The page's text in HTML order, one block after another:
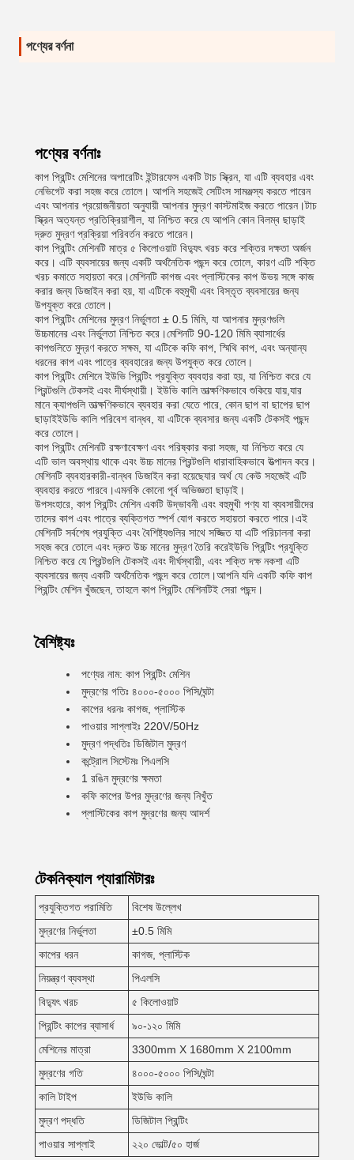
পণ্যের বর্ণনা
পণ্যের বর্ণনাঃ
কাপ প্রিন্টিং মেশিনের অপারেটিং ইন্টারফেস একটি টাচ স্ক্রিন, যা এটি ব্যবহার এবং
নেভিগেট করা সহজ করে তোলে। আপনি সহজেই সেটিংস সামঞ্জস্য করতে পারেন
এবং আপনার প্রয়োজনীয়তা অনুযায়ী আপনার মুদ্রণ কাস্টমাইজ করতে পারেন।টাচ
স্ক্রিন অত্যন্ত প্রতিক্রিয়াশীল, যা নিশ্চিত করে যে আপনি কোন বিলম্ব ছাড়াই
দ্রুত মুদ্রণ প্রক্রিয়া পরিবর্তন করতে পারেন।
কাপ প্রিন্টিং মেশিনটি মাত্র ৫ কিলোওয়াট বিদ্যুৎ খরচ করে শক্তির দক্ষতা অর্জন
করে। এটি ব্যবসায়ের জন্য একটি অর্থনৈতিক পছন্দ করে তোলে, কারণ এটি শক্তি
খরচ কমাতে সহায়তা করে।মেশিনটি কাগজ এবং প্লাস্টিকের কাপ উভয় সঙ্গে কাজ
করার জন্য ডিজাইন করা হয়, যা এটিকে বহুমুখী এবং বিস্তৃত ব্যবসায়ের জন্য
উপযুক্ত করে তোলে।
কাপ প্রিন্টিং মেশিনের মুদ্রণ নির্ভুলতা ± 0.5 মিমি, যা আপনার মুদ্রণগুলি
উচ্চমানের এবং নির্ভুলতা নিশ্চিত করে।মেশিনটি 90-120 মিমি ব্যাসার্ধের
কাপগুলিতে মুদ্রণ করতে সক্ষম, যা এটিকে কফি কাপ, স্মিথি কাপ, এবং অন্যান্য
ধরনের কাপ এবং পাত্রে ব্যবহারের জন্য উপযুক্ত করে তোলে।
কাপ প্রিন্টিং মেশিনে ইউভি প্রিন্টিং প্রযুক্তি ব্যবহার করা হয়, যা নিশ্চিত করে যে
প্রিন্টগুলি টেকসই এবং দীর্ঘস্থায়ী। ইউভি কালি তাত্ক্ষণিকভাবে শুকিয়ে যায়,যার
মানে ক্যাপগুলি তাত্ক্ষণিকভাবে ব্যবহার করা যেতে পারে, কোন ছাপ বা ছাপের ছাপ
ছাড়াইইউভি কালি পরিবেশ বান্ধব, যা এটিকে ব্যবসার জন্য একটি টেকসই পছন্দ
করে তোলে।
কাপ প্রিন্টিং মেশিনটি রক্ষণাবেক্ষণ এবং পরিষ্কার করা সহজ, যা নিশ্চিত করে যে
এটি ভাল অবস্থায় থাকে এবং উচ্চ মানের প্রিন্টগুলি ধারাবাহিকভাবে উত্পাদন করে।
মেশিনটি ব্যবহারকারী-বান্ধব ডিজাইন করা হয়েছেযার অর্থ যে কেউ সহজেই এটি
ব্যবহার করতে পারবে।এমনকি কোনো পূর্ব অভিজ্ঞতা ছাড়াই।
উপসংহারে, কাপ প্রিন্টিং মেশিন একটি উদ্ভাবনী এবং বহুমুখী পণ্য যা ব্যবসায়ীদের
তাদের কাপ এবং পাত্রে ব্যক্তিগত স্পর্শ যোগ করতে সহায়তা করতে পারে।এই
মেশিনটি সর্বশেষ প্রযুক্তি এবং বৈশিষ্ট্যগুলির সাথে সজ্জিত যা এটি পরিচালনা করা
সহজ করে তোলে এবং দ্রুত উচ্চ মানের মুদ্রণ তৈরি করেইউভি প্রিন্টিং প্রযুক্তি
নিশ্চিত করে যে প্রিন্টগুলি টেকসই এবং দীর্ঘস্থায়ী, এবং শক্তি দক্ষ নকশা এটি
ব্যবসায়ের জন্য একটি অর্থনৈতিক পছন্দ করে তোলে।আপনি যদি একটি কফি কাপ
প্রিন্টিং মেশিন খুঁজছেন, তাহলে কাপ প্রিন্টিং মেশিনটিই সেরা পছন্দ।
বৈশিষ্ট্যঃ
পণ্যের নাম: কাপ প্রিন্টিং মেশিন
মুদ্রণের গতিঃ ৪০০০-৫০০০ পিসি/ঘন্টা
কাপের ধরনঃ কাগজ, প্লাস্টিক
পাওয়ার সাপ্লাইঃ 220V/50Hz
মুদ্রণ পদ্ধতিঃ ডিজিটাল মুদ্রণ
কন্ট্রোল সিস্টেমঃ পিএলসি
1 রঙিন মুদ্রণের ক্ষমতা
কফি কাপের উপর মুদ্রণের জন্য নিখুঁত
প্লাস্টিকের কাপ মুদ্রণের জন্য আদর্শ
টেকনিক্যাল প্যারামিটারঃ
প্রযুক্তিগত পরামিতি
বিশেষ উল্লেখ
মুদ্রণের নির্ভুলতা
±0.5 মিমি
কাপের ধরন
কাগজ, প্লাস্টিক
নিয়ন্ত্রণ ব্যবস্থা
পিএলসি
বিদ্যুৎ খরচ
৫ কিলোওয়াট
প্রিন্টিং কাপের ব্যাসার্ধ
৯০-১২০ মিমি
মেশিনের মাত্রা
3300mm X 1680mm X 2100mm
মুদ্রণের গতি
৪০০০-৫০০০ পিসি/ঘন্টা
কালি টাইপ
ইউভি কালি
মুদ্রণ পদ্ধতি
ডিজিটাল প্রিন্টিং
পাওয়ার সাপ্লাই
২২০ ভোল্ট/৫০ হার্জ